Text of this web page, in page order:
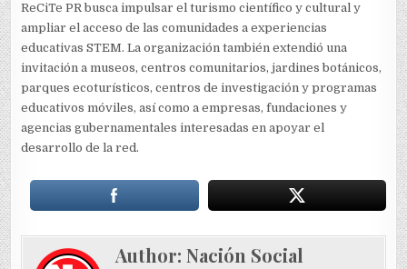
ReCiTe PR busca impulsar el turismo científico y cultural y
ampliar el acceso de las comunidades a experiencias
educativas STEM. La organización también extendió una
invitación a museos, centros comunitarios, jardines botánicos,
parques ecoturísticos, centros de investigación y programas
educativos móviles, así como a empresas, fundaciones y
agencias gubernamentales interesadas en apoyar el
desarrollo de la red.
Author:Nación Social